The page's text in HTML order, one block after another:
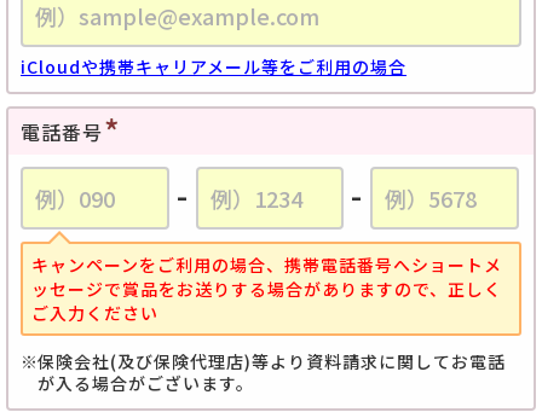
iCloudや携帯キャリアメール等をご利用の場合
電話番号
- -
キャンペーンをご利用の場合、携帯電話番号へショートメ
ッセージで賞品をお送りする場合がありますので、正しく
ご入力ください
保険会社(及び保険代理店)等より資料請求に関してお電話
が入る場合がございます。